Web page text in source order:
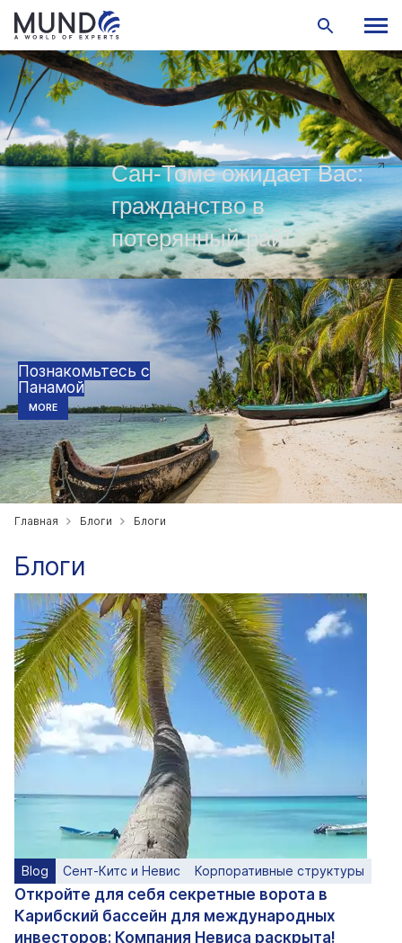
Сан-Томе ожидает Вас:
гражданство в
потерянный рай!
Познакомьтесь с
Панамой
MORE
Главная Блоги Блоги
Блоги
Blog Сент-Китс и Невис Корпоративные структуры
Откройте для себя секретные ворота в
Карибский бассейн для международных
инвесторов: Компания Невиса раскрыта!